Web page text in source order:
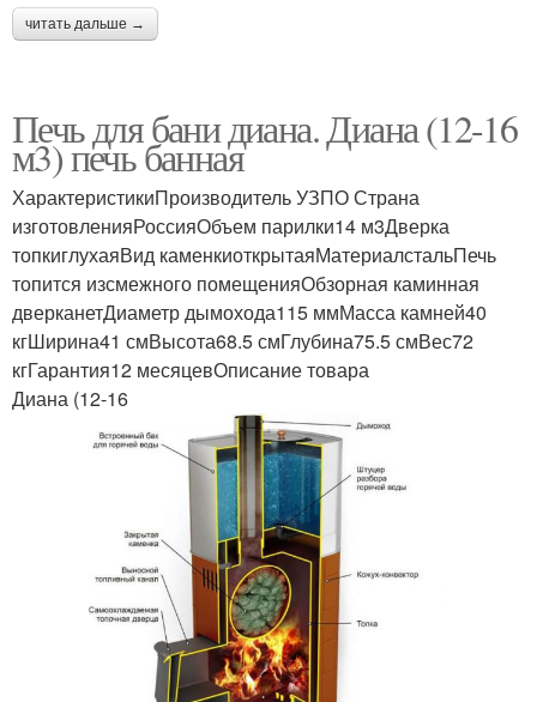
читать дальше →
Печь для бани диана. Диана (12-16
м3) печь банная
ХарактеристикиПроизводитель УЗПО Страна
изготовленияРоссияОбъем парилки14 м3Дверка
топкиглухаяВид каменкиоткрытаяМатериалстальПечь
топится изсмежного помещенияОбзорная каминная
дверканетДиаметр дымохода115 ммМасса камней40
кгШирина41 смВысота68.5 смГлубина75.5 смВес72
кгГарантия12 месяцевОписание товара
Диана (12-16